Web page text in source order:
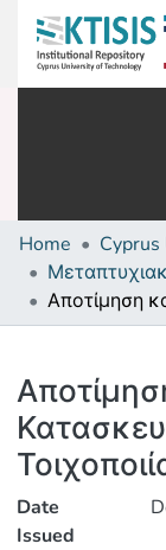
Home
Date
Issued